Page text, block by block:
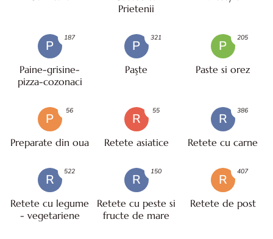
Prietenii
P
Paine-grisine-
pizza-cozonaci
187
P
Paşte
321
P
Paste si orez
205
P
Preparate din oua
56
R
Retete asiatice
55
R
Retete cu carne
386
R
Retete cu legume
- vegetariene
522
R
Retete cu peste si
fructe de mare
150
R
Retete de post
407